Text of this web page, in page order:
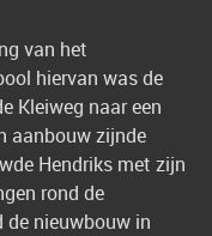
van het
hiervan was de
Kleiweg naar een
aanbouw zijnde
Hendriks met zijn
rond de
nieuwbouw in